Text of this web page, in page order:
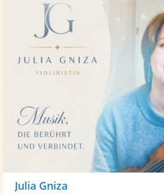
Julia Gniza